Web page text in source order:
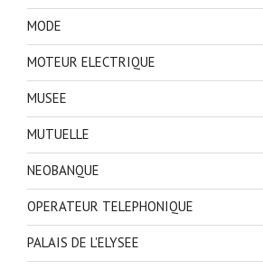
MODE
MOTEUR ELECTRIQUE
MUSEE
MUTUELLE
NEOBANQUE
OPERATEUR TELEPHONIQUE
PALAIS DE L'ELYSEE